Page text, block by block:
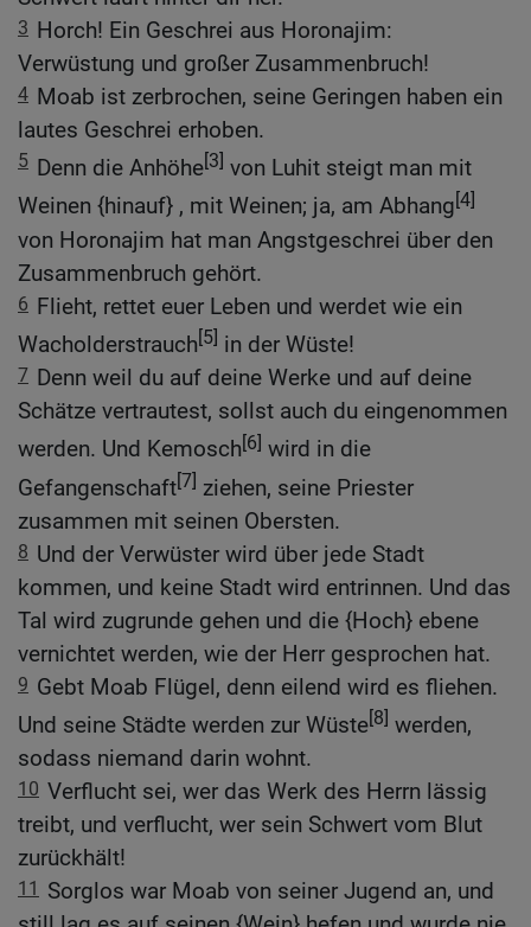
3 Horch! Ein Geschrei aus Horonajim:
Verwüstung und großer Zusammenbruch!
4 Moab ist zerbrochen, seine Geringen haben ein
lautes Geschrei erhoben.
5 Denn die Anhöhe[3] von Luhit steigt man mit
Weinen {hinauf} , mit Weinen; ja, am Abhang[4]
von Horonajim hat man Angstgeschrei über den
Zusammenbruch gehört.
6 Flieht, rettet euer Leben und werdet wie ein
Wacholderstrauch[5] in der Wüste!
7 Denn weil du auf deine Werke und auf deine
Schätze vertrautest, sollst auch du eingenommen
werden. Und Kemosch[6] wird in die
Gefangenschaft[7] ziehen, seine Priester
zusammen mit seinen Obersten.
8 Und der Verwüster wird über jede Stadt
kommen, und keine Stadt wird entrinnen. Und das
Tal wird zugrunde gehen und die {Hoch} ebene
vernichtet werden, wie der Herr gesprochen hat.
9 Gebt Moab Flügel, denn eilend wird es fliehen.
Und seine Städte werden zur Wüste[8] werden,
sodass niemand darin wohnt.
10 Verflucht sei, wer das Werk des Herrn lässig
treibt, und verflucht, wer sein Schwert vom Blut
zurückhält!
11
Sorglos war Moab von seiner Jugend an, und